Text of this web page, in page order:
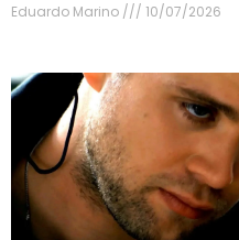
Eduardo Marino 10/07/2026